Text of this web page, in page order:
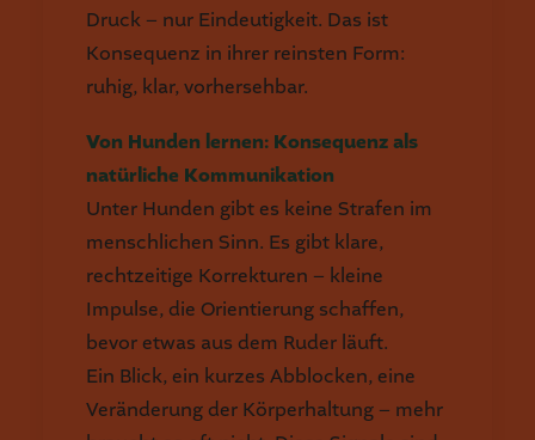
Druck – nur Eindeutigkeit. Das ist
Konsequenz in ihrer reinsten Form:
ruhig, klar, vorhersehbar.
Von Hunden lernen: Konsequenz als
natürliche Kommunikation
Unter Hunden gibt es keine Strafen im
menschlichen Sinn. Es gibt klare,
rechtzeitige Korrekturen – kleine
Impulse, die Orientierung schaffen,
bevor etwas aus dem Ruder läuft.
Ein Blick, ein kurzes Abblocken, eine
Veränderung der Körperhaltung – mehr